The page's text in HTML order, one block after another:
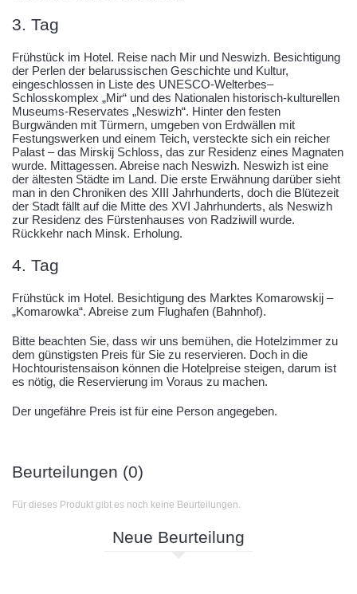
3. Tag
Frühstück im Hotel. Reise nach Mir und Neswizh. Besichtigung
der Perlen der belarussischen Geschichte und Kultur,
eingeschlossen in Liste des UNESCO-Welterbes–
Schlosskomplex „Mir“ und des Nationalen historisch-kulturellen
Museums-Reservates „Neswizh“. Hinter den festen
Burgwänden mit Türmern, umgeben von Erdwällen mit
Festungswerken und einem Teich, versteckte sich ein reicher
Palast – das Mirskij Schloss, das zur Residenz eines Magnaten
wurde. Mittagessen. Abreise nach Neswizh. Neswizh ist eine
der ältesten Städte im Land. Die erste Erwähnung darüber sieht
man in den Chroniken des XIII Jahrhunderts, doch die Blütezeit
der Stadt fällt auf die Mitte des XVI Jahrhunderts, als Neswizh
zur Residenz des Fürstenhauses von Radziwill wurde.
Rückkehr nach Minsk. Erholung.
4. Tag
Frühstück im Hotel. Besichtigung des Marktes Komarowskij –
„Komarowka“. Abreise zum Flughafen (Bahnhof).
Bitte beachten Sie, dass wir uns bemühen, die Hotelzimmer zu
dem günstigsten Preis für Sie zu reservieren. Doch in die
Hochtouristensaison können die Hotelpreise steigen, darum ist
es nötig, die Reservierung im Voraus zu machen.
Der ungefähre Preis ist für eine Person angegeben.
Beurteilungen (0)
Für dieses Produkt gibt es noch keine Beurteilungen.
Neue Beurteilung